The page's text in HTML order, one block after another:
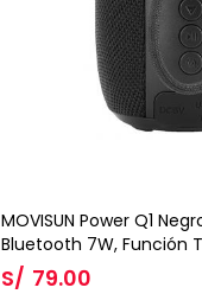
MOVISUN Power Q1
Bluetooth 7W, Función
FM, 2000 mAh y Hasta 5
S/ 79.00